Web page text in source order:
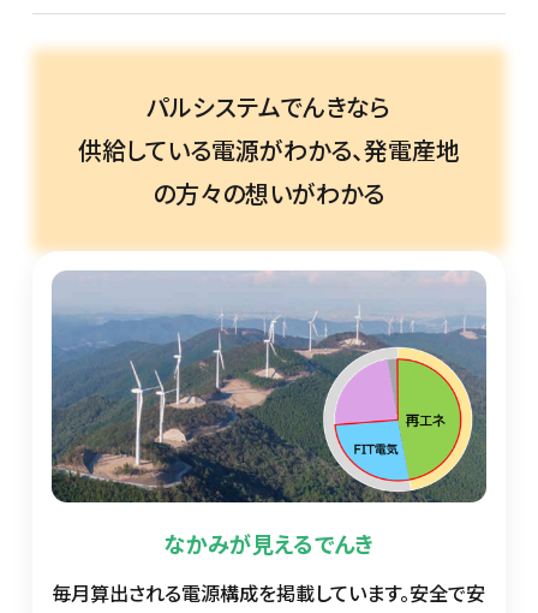
パルシステムでんきなら
供給している電源がわかる、発電産地
の方々の想いがわかる
なかみが見えるでんき
毎月算出される電源構成を掲載しています。安全で安